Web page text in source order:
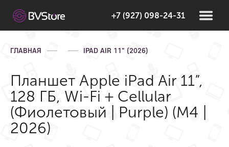
+7 (927) 098-24-31
ГЛАВНАЯ IPAD AIR 11" (2026)
Планшет Apple iPad Air 11”,
128 ГБ, Wi-Fi + Cellular
(Фиолетовый | Purple) (M4 |
2026)